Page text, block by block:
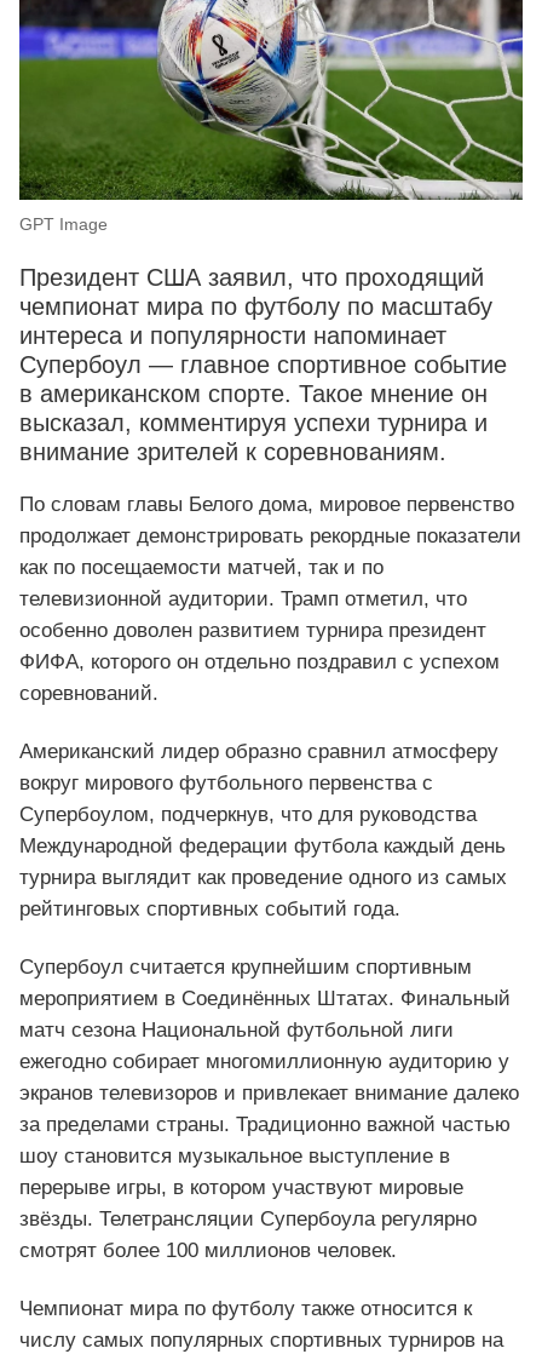
GPT Image
Президент США заявил, что проходящий
чемпионат мира по футболу по масштабу
интереса и популярности напоминает
Супербоул — главное спортивное событие
в американском спорте. Такое мнение он
высказал, комментируя успехи турнира и
внимание зрителей к соревнованиям.
По словам главы Белого дома, мировое первенство
продолжает демонстрировать рекордные показатели
как по посещаемости матчей, так и по
телевизионной аудитории. Трамп отметил, что
особенно доволен развитием турнира президент
ФИФА, которого он отдельно поздравил с успехом
соревнований.
Американский лидер образно сравнил атмосферу
вокруг мирового футбольного первенства с
Супербоулом, подчеркнув, что для руководства
Международной федерации футбола каждый день
турнира выглядит как проведение одного из самых
рейтинговых спортивных событий года.
Супербоул считается крупнейшим спортивным
мероприятием в Соединённых Штатах. Финальный
матч сезона Национальной футбольной лиги
ежегодно собирает многомиллионную аудиторию у
экранов телевизоров и привлекает внимание далеко
за пределами страны. Традиционно важной частью
шоу становится музыкальное выступление в
перерыве игры, в котором участвуют мировые
звёзды. Телетрансляции Супербоула регулярно
смотрят более 100 миллионов человек.
Чемпионат мира по футболу также относится к
числу самых популярных спортивных турниров на